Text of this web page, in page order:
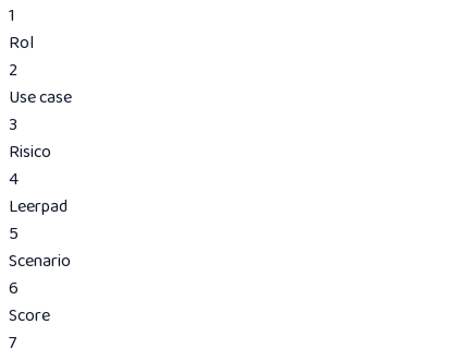
1
Rol
2
Use case
3
Risico
4
Leerpad
5
Scenario
6
Score